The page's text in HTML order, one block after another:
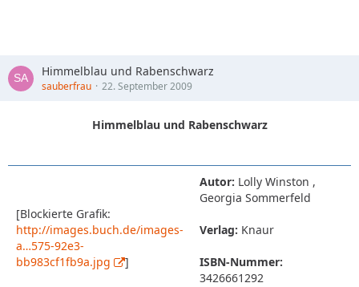
Himmelblau und Rabenschwarz
sauberfrau 22. September 2009
Himmelblau und Rabenschwarz
[Blockierte Grafik:
http://images.buch.de/images-
a…575-92e3-
bb983cf1fb9a.jpg
]
Autor: Lolly Winston ,
Georgia Sommerfeld
Verlag: Knaur
ISBN-Nummer:
3426661292